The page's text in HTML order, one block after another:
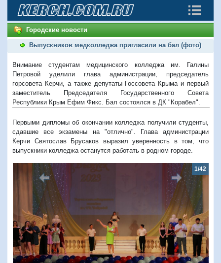
Городские новости
Выпускников медколледжа пригласили на бал (фото)
Внимание студентам медицинского колледжа им. Галины
Петровой уделили глава администрации, председатель
горсовета Керчи, а также депутаты Госсовета Крыма и первый
заместитель Председателя Государственного Совета
Республики Крым Ефим Фикс. Бал состоялся в ДК "Корабел".
Первыми дипломы об окончании колледжа получили студенты,
сдавшие все экзамены на "отлично". Глава администрации
Керчи Святослав Брусаков выразил уверенность в том, что
выпускники колледжа останутся работать в родном городе.
1/42
Предыдущий